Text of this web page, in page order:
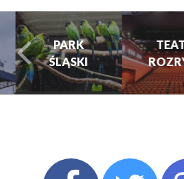
PARK
ŚLĄSKI
TEATR